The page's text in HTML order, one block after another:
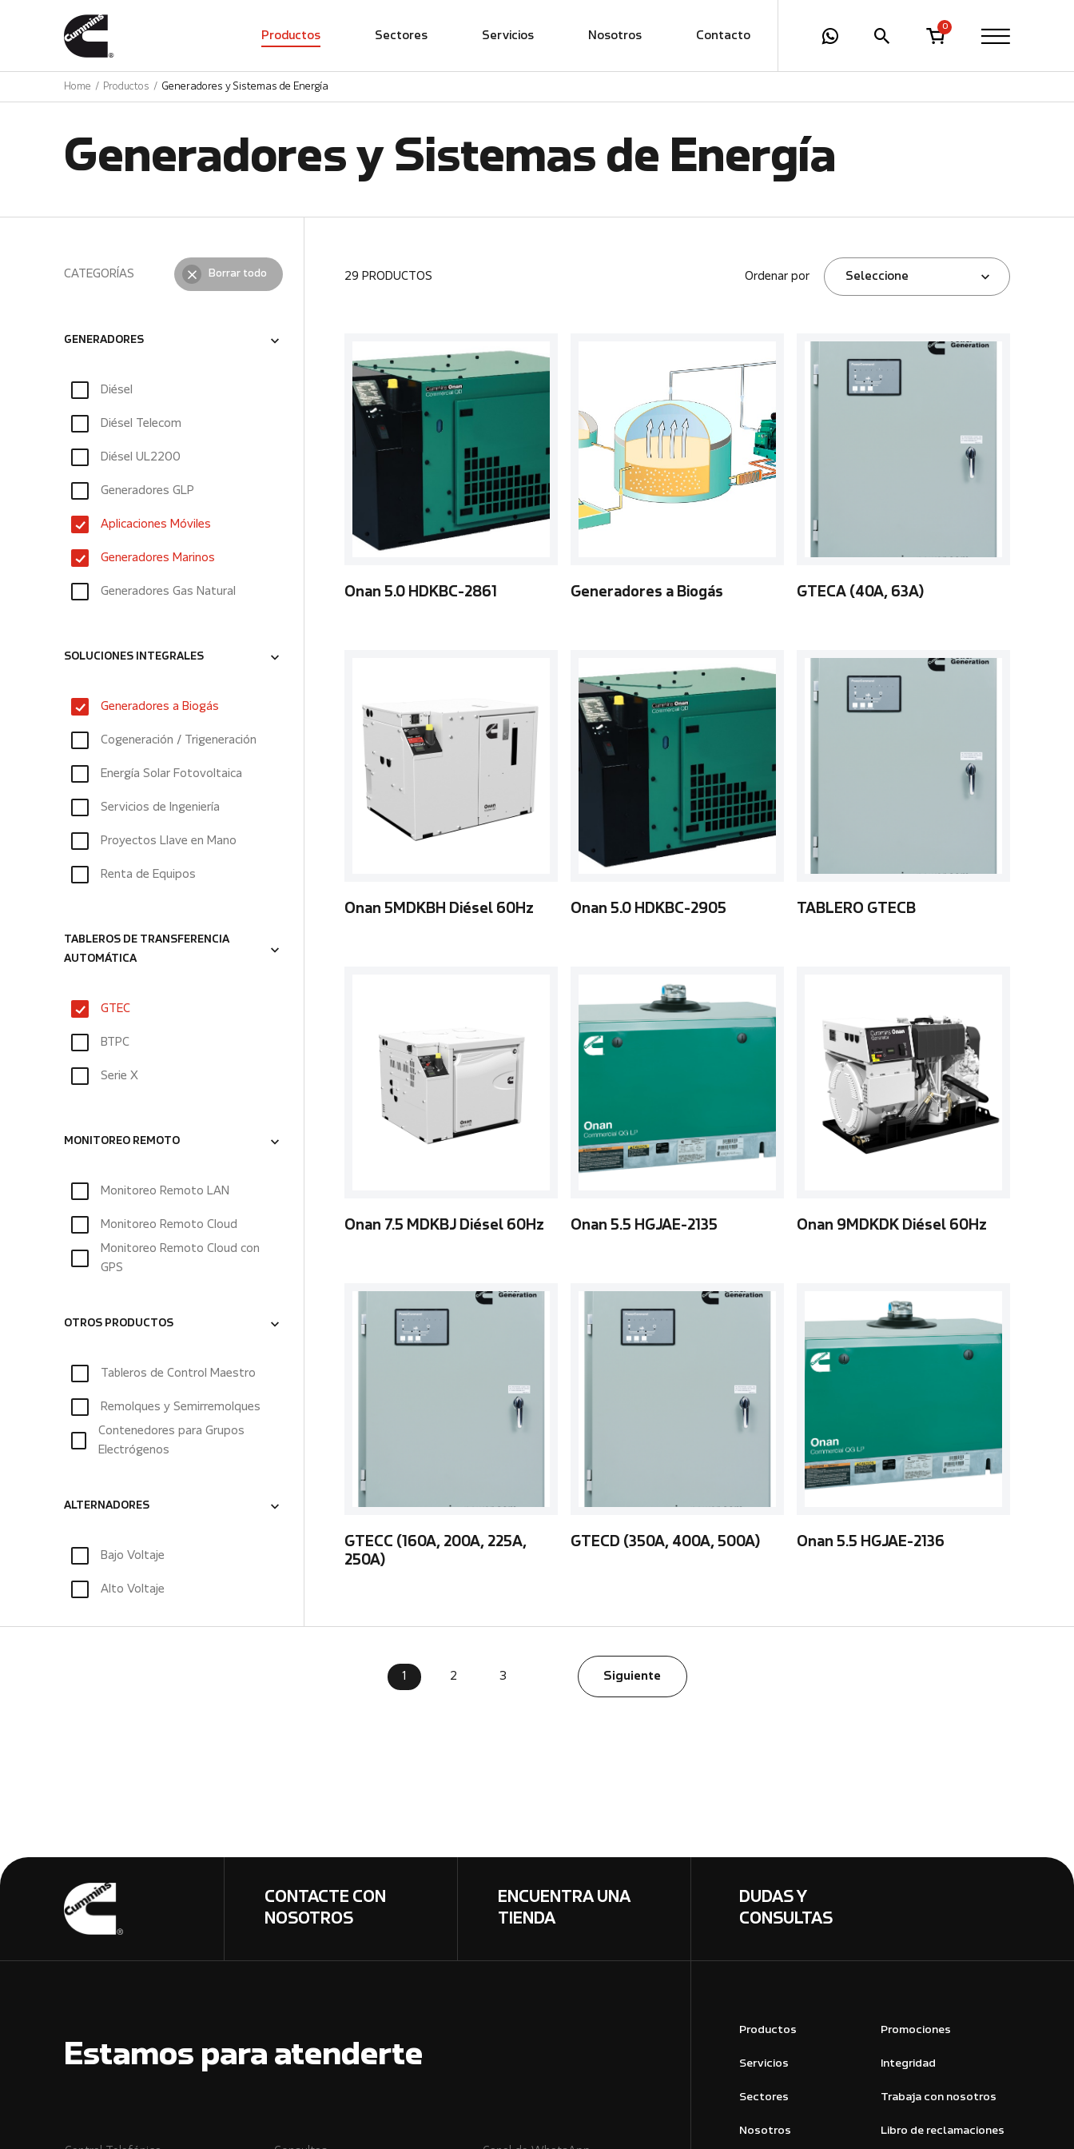
Productos Sectores Servicios Nosotros Contacto
0
Home Productos Generadores y Sistemas de Energía
Generadores y Sistemas de Energía
CATEGORÍAS Borrar todo
GENERADORES
Diésel
Diésel Telecom
Diésel UL2200
Generadores GLP
Aplicaciones Móviles
Generadores Marinos
Generadores Gas Natural
SOLUCIONES INTEGRALES
Generadores a Biogás
Cogeneración / Trigeneración
Energía Solar Fotovoltaica
Servicios de Ingeniería
Proyectos Llave en Mano
Renta de Equipos
TABLEROS DE TRANSFERENCIA
AUTOMÁTICA
GTEC
BTPC
Serie X
MONITOREO REMOTO
Monitoreo Remoto LAN
Monitoreo Remoto Cloud
Monitoreo Remoto Cloud con
GPS
OTROS PRODUCTOS
Tableros de Control Maestro
Remolques y Semirremolques
Contenedores para Grupos
Electrógenos
ALTERNADORES
Bajo Voltaje
Alto Voltaje
29 PRODUCTOS Ordenar por Seleccione
Onan 5.0 HDKBC-2861 Generadores a Biogás GTECA (40A, 63A)
Onan 5MDKBH Diésel 60Hz Onan 5.0 HDKBC-2905 TABLERO GTECB
Onan 7.5 MDKBJ Diésel 60Hz Onan 5.5 HGJAE-2135 Onan 9MDKDK Diésel 60Hz
GTECC (160A, 200A, 225A,
250A)
GTECD (350A, 400A, 500A) Onan 5.5 HGJAE-2136
1 2 3 Siguiente
CONTACTE CON
NOSOTROS
ENCUENTRA UNA
TIENDA
DUDAS Y
CONSULTAS
Estamos para atenderte
Productos
Servicios
Sectores
Nosotros
Promociones
Integridad
Trabaja con nosotros
Libro de reclamaciones